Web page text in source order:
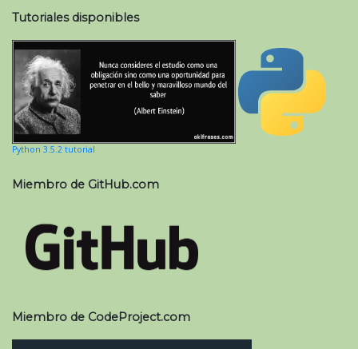
Tutoriales disponibles
Python 3.5.2 tutorial
Miembro de GitHub.com
Miembro de CodeProject.com